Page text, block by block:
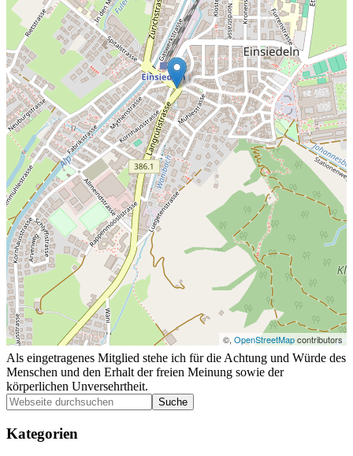
©, OpenStreetMapcontributors
Als eingetragenes Mitglied stehe ich für die Achtung und Würde des
Menschen und den Erhalt der freien Meinung sowie der
körperlichen Unversehrtheit.
Seitenspalte
Webseite
durchsuchen
Kategorien